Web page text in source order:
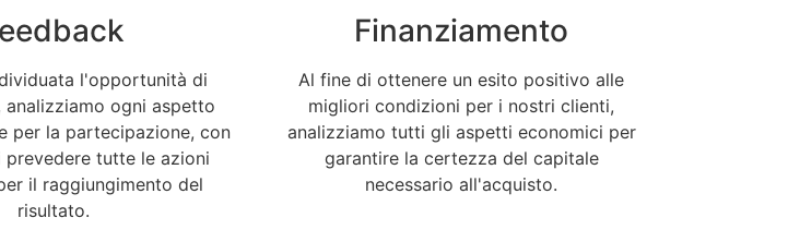
l'opportunità di
analizziamo ogni aspetto
per la partecipazione, con
tutte le azioni
il raggiungimento del
risultato.
Finanziamento
Al fine di ottenere un esito positivo alle
migliori condizioni per i nostri clienti,
analizziamo tutti gli aspetti economici per
garantire la certezza del capitale
necessario all'acquisto.